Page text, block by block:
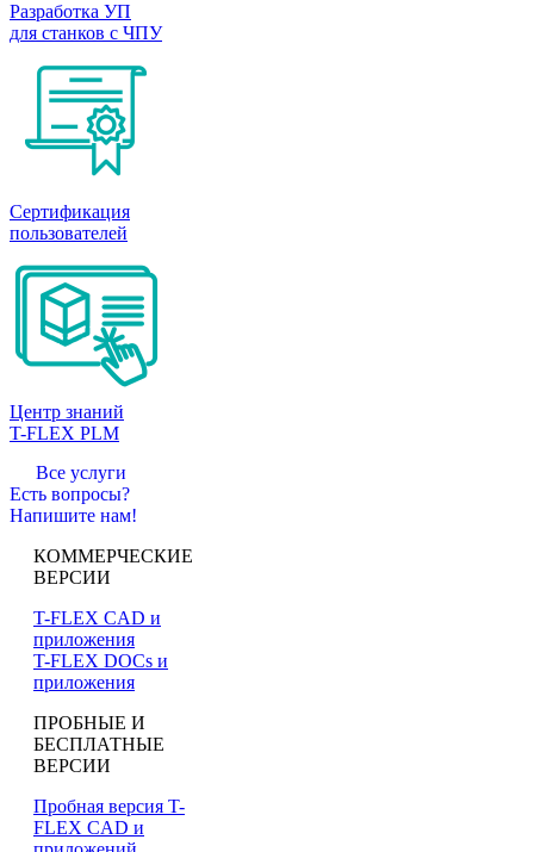
Разработка УП
для станков с ЧПУ
Сертификация
пользователей
Центр знаний
T-FLEX PLM
Все услуги
Есть вопросы?
Напишите нам!
КОММЕРЧЕСКИЕ
ВЕРСИИ
T-FLEX CAD и
приложения
T-FLEX DOCs и
приложения
ПРОБНЫЕ И
БЕСПЛАТНЫЕ
ВЕРСИИ
Пробная версия T-
FLEX CAD и